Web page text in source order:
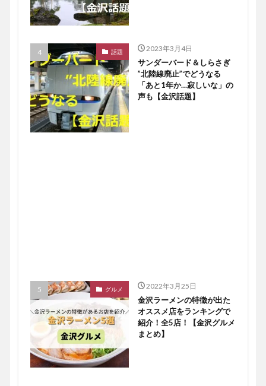
話題 2023年3月4日
サンダーバード＆しらさぎ
”北陸線廃止”でどうなる
「あと1年か…寂しいな」の
声も【金沢話題】
グルメ 2022年3月25日
金沢ラーメンの特徴が出た
オススメ店をランキングで
紹介！全5店！【金沢グルメ
まとめ】